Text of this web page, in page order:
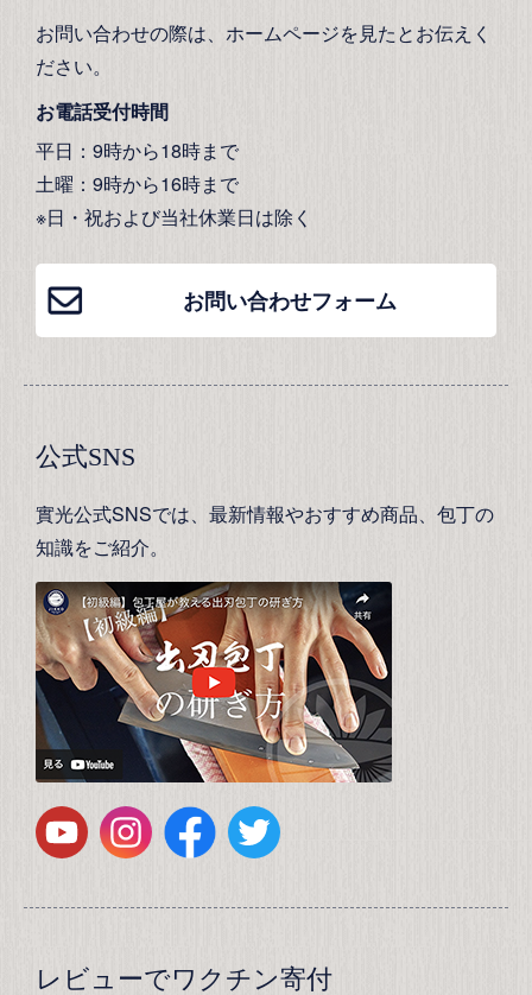
お問い合わせの際は、ホームページを見たとお伝えく
ださい。
お電話受付時間
平日：9時から18時まで
土曜：9時から16時まで
※日・祝および当社休業日は除く
お問い合わせフォーム
公式SNS
實光公式SNSでは、最新情報やおすすめ商品、包丁の
知識をご紹介。
レビューでワクチン寄付